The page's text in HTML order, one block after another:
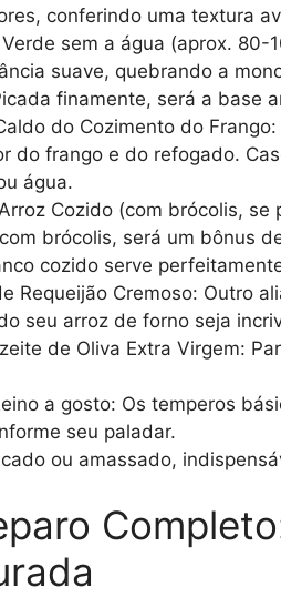
conferindo uma textura
sem a água (aprox. 80-
suave, quebrando a
finamente, será a base
do Cozimento do
do frango e do refogado.
água.
Cozido (com brócolis,
brócolis, será um bônus
cozido serve
Requeijão Cremoso: Outro
seu arroz de forno seja
de Oliva Extra Virgem:
a gosto: Os temperos
seu paladar.
ou amassado,